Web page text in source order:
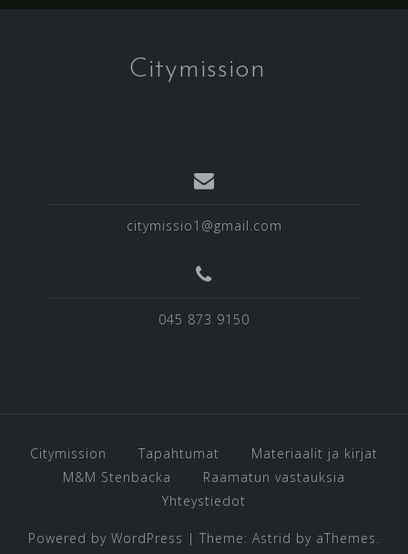
Citymission
citymissio1@gmail.com
045 873 9150
Citymission Tapahtumat
Materiaalit ja kirjat
M&M Stenbacka
Raamatun vastauksia
Yhteystiedot
Powered by WordPress | Theme: Astrid by aThemes.